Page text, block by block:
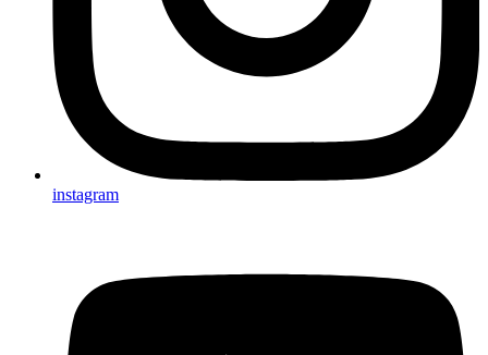
instagram